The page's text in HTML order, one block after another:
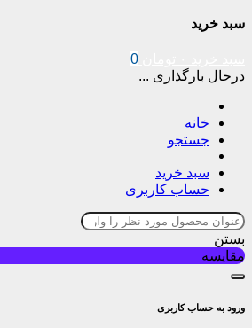
سبد خرید
0
درحال بارگذاری ...
خانه
جستجو
سبد خرید
حساب کاربری
بستن
مقایسه
ورود به حساب کاربری